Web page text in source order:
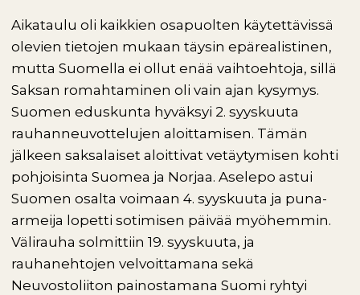
Aikataulu oli kaikkien osapuolten käytettävissä
olevien tietojen mukaan täysin epärealistinen,
mutta Suomella ei ollut enää vaihtoehtoja, sillä
Saksan romahtaminen oli vain ajan kysymys.
Suomen eduskunta hyväksyi 2. syyskuuta
rauhanneuvottelujen aloittamisen. Tämän
jälkeen saksalaiset aloittivat vetäytymisen kohti
pohjoisinta Suomea ja Norjaa. Aselepo astui
Suomen osalta voimaan 4. syyskuuta ja puna-
armeija lopetti sotimisen päivää myöhemmin.
Välirauha solmittiin 19. syyskuuta, ja
rauhanehtojen velvoittamana sekä
Neuvostoliiton painostamana Suomi ryhtyi